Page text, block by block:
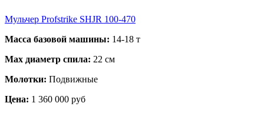
Мульчер Profstrike SHJR 100-470
Масса базовой машины: 14-18 т
Max диаметр спила: 22 см
Молотки: Подвижные
Цена: 1 360 000 руб